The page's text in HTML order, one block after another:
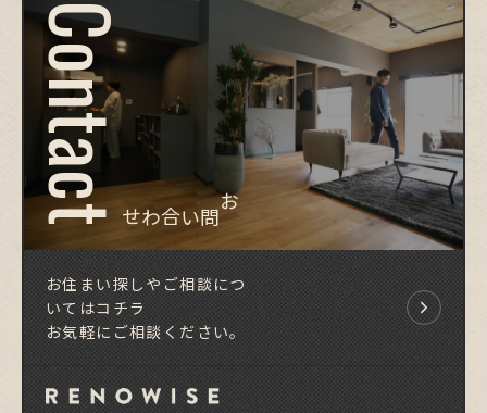
Contact
お問い合わせ
お住まい探しやご相談につ
いてはコチラ
お気軽にご相談ください。